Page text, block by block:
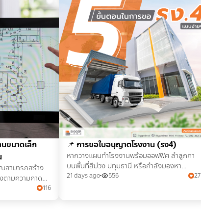
นขนาดเล็ก
สามารถสร้าง
ตามความคาด
116
📌 การขอใบอนุญาตโรงงาน (รง4)
หากวางแผนทำโรงงานพร้อมออฟฟิศ ลำลูกกา
บนพื้นที่สีม่วง ปทุมธานี หรือกำลังมองหา
โรงงานพื้นที่สีม่วงแบบสำเร็จรูป ต้องรู้ขั้นตอน
21 days ago 556 27